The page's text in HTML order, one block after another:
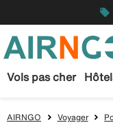
local_offer
Vols pas cher
AIRNGO Voyager